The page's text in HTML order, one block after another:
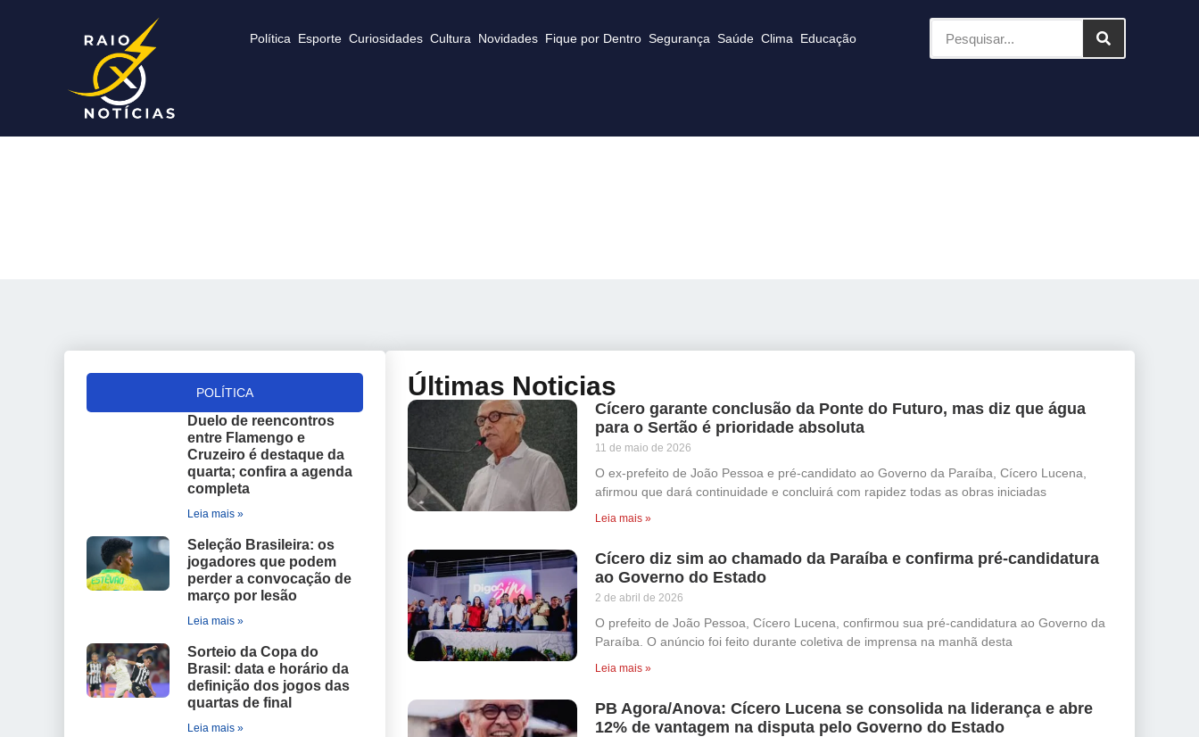
Política Esporte Curiosidades Cultura Novidades Fique por Dentro Segurança Saúde Clima Educação
Últimas Noticias
Cícero garante conclusão da Ponte do Futuro, mas diz que água
para o Sertão é prioridade absoluta
11 de maio de 2026
O ex-prefeito de João Pessoa e pré-candidato ao Governo da Paraíba, Cícero Lucena,
afirmou que dará continuidade e concluirá com rapidez todas as obras iniciadas
Leia mais »
Cícero diz sim ao chamado da Paraíba e confirma pré-candidatura
ao Governo do Estado
2 de abril de 2026
O prefeito de João Pessoa, Cícero Lucena, confirmou sua pré-candidatura ao Governo da
Paraíba. O anúncio foi feito durante coletiva de imprensa na manhã desta
Leia mais »
PB Agora/Anova: Cícero Lucena se consolida na liderança e abre
12% de vantagem na disputa pelo Governo do Estado
POLÍTICA
Duelo de reencontros
entre Flamengo e
Cruzeiro é destaque da
quarta; confira a agenda
completa
Leia mais »
Seleção Brasileira: os
jogadores que podem
perder a convocação de
março por lesão
Leia mais »
Sorteio da Copa do
Brasil: data e horário da
definição dos jogos das
quartas de final
Leia mais »